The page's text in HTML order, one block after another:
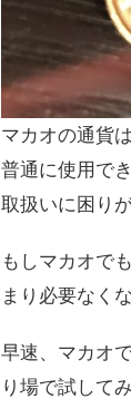
マカオの通貨
普通に使用で
取扱いに困り
もしマカオで
まり必要なく
早速、マカオ
り場で試して